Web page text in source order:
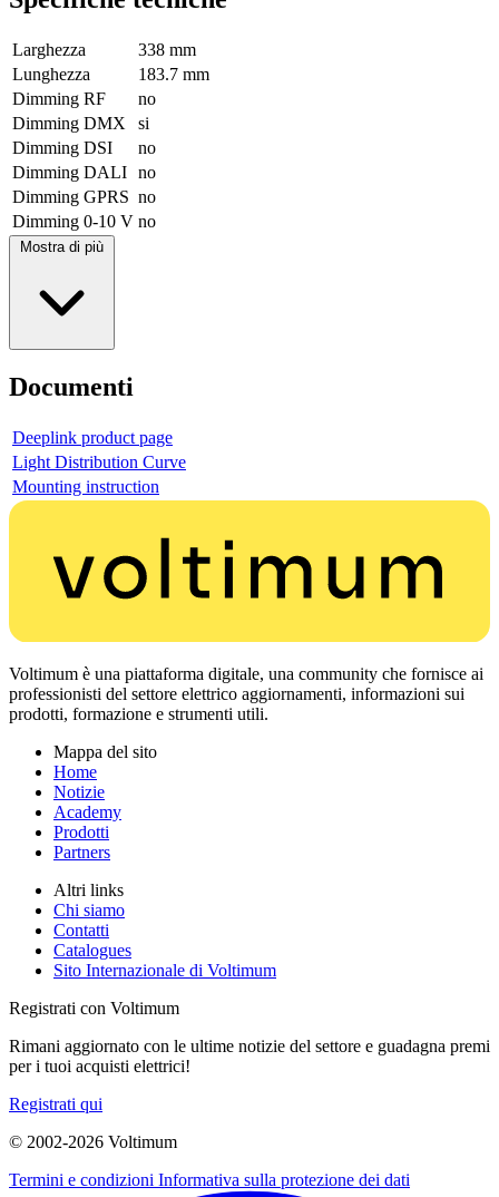
Larghezza
338 mm
Lunghezza
183.7 mm
Dimming RF
no
Dimming DMX
si
Dimming DSI
no
Dimming DALI no
Dimming GPRS no
Dimming 0-10 V no
Mostra di più
Documenti
Deeplink product page
Light Distribution Curve
Mounting instruction
Voltimum è una piattaforma digitale, una community che fornisce ai
professionisti del settore elettrico aggiornamenti, informazioni sui
prodotti, formazione e strumenti utili.
Mappa del sito
Home
Notizie
Academy
Prodotti
Partners
Altri links
Chi siamo
Contatti
Catalogues
Sito Internazionale di Voltimum
Registrati con Voltimum
Rimani aggiornato con le ultime notizie del settore e guadagna premi
per i tuoi acquisti elettrici!
Registrati qui
© 2002-2026 Voltimum
Termini e condizioni Informativa sulla protezione dei dati